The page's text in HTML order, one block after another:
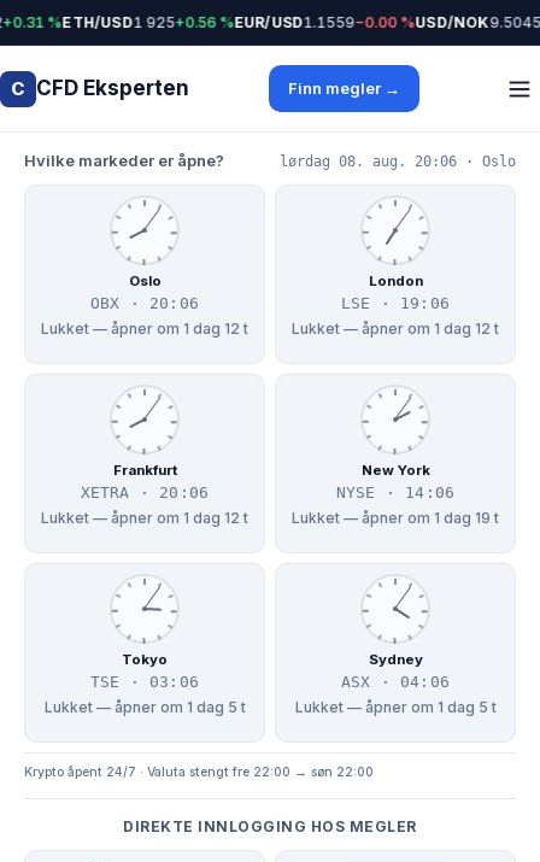
%ETH/USD1 925+0.56 %EUR/USD1.1559−0.00 %USD/NOK9.5045
C CFD Eksperten Finn megler →
Hvilke markeder er åpne? lørdag 08. aug. 20:06 · Oslo
Oslo
OBX · 20:06
Lukket — åpner om 1 dag 12 t
London
LSE · 19:06
Lukket — åpner om 1 dag 12 t
Frankfurt
XETRA · 20:06
Lukket — åpner om 1 dag 12 t
New York
NYSE · 14:06
Lukket — åpner om 1 dag 19 t
Tokyo
TSE · 03:06
Lukket — åpner om 1 dag 5 t
Sydney
ASX · 04:06
Lukket — åpner om 1 dag 5 t
Krypto åpent 24/7 · Valuta stengt fre 22:00 → søn 22:00
DIREKTE INNLOGGING HOS MEGLER